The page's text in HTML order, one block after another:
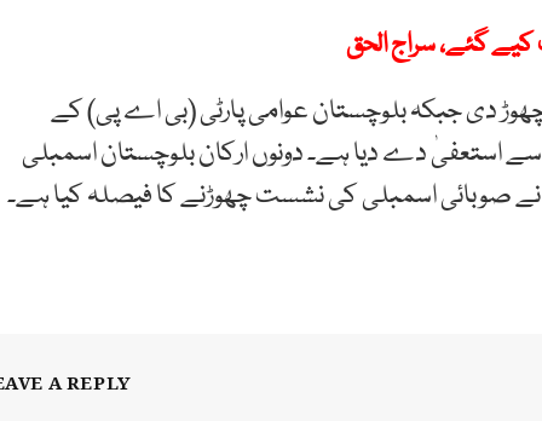
کیے گئے، سراج الحق
دی جبکہ بلوچستان عوامی پارٹی (بی اے پی) کے
استعفیٰ دے دیا ہے۔ دونوں ارکان بلوچستان اسمبلی
صوبائی اسمبلی کی نشست چھوڑنے کا فیصلہ کیا ہے۔
A REPLY